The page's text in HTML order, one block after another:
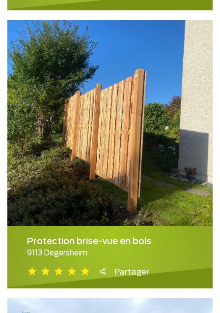
Protection brise-vue en bois
9113 Degersheim
Partager